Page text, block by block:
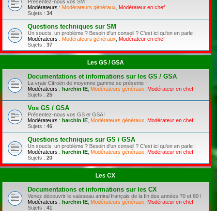
Présentez-nous vos SM !
Modérateurs : Modérateurs généraux
Modérateur en chef
Sujets : 34
Questions techniques sur SM
Un soucis, un problème ? Besoin d'un conseil ? C'est ici qu'on en parle !
Modérateurs : Modérateurs généraux
Modérateur en chef
Sujets : 37
Les GS / GSA
Documentations et informations sur les GS / GSA
La vraie Citroën de moyenne gamme se présente !
Modérateurs : harchin IE Modérateurs généraux
Modérateur en chef
Sujets : 25
Vos GS / GSA
Présentez-nous vos GS et GSA !
Modérateurs : harchin IE Modérateurs généraux
Modérateur en chef
Sujets : 46
Questions techniques sur GS / GSA
Un soucis, un problème ? Besoin d'un conseil ? C'est ici qu'on en parle !
Modérateurs : harchin IE Modérateurs généraux
Modérateur en chef
Sujets : 20
Les CX
Documentations et informations sur les CX
Venez découvrir le vaisseau amiral français de la fin des années 70 et 80 !
Modérateurs : harchin IE Modérateurs généraux
Modérateur en chef
Sujets : 41